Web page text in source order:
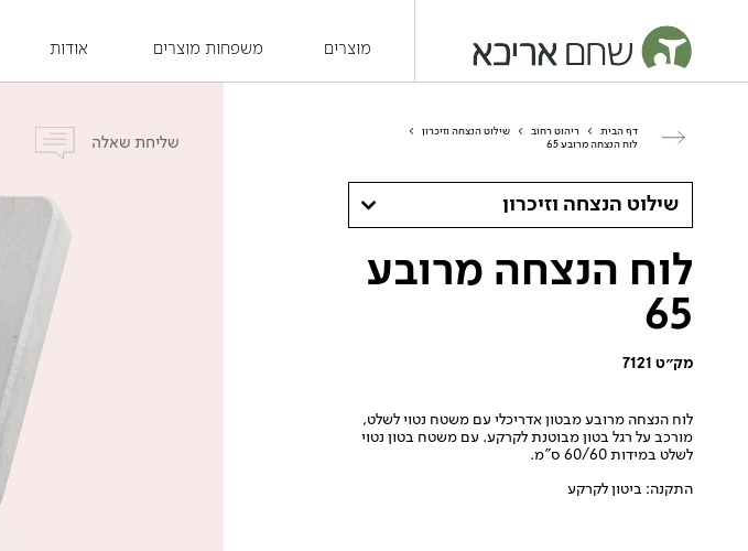
מוצרים משפחות מוצרים אודות
דף הבית > ריהוט רחוב > שילוט הנצחה וזיכרון
>
לוח הנצחה מרובע 65
שילוט הנצחה וזיכרון
לוח הנצחה מרובע
65
מק״ט 7121
לוח הנצחה מרובע מבטון אדריכלי עם משטח נטוי לשלט,
מורכב על רגל בטון מבוטנת לקרקע. עם משטח בטון נטוי
לשלט במידות 60/60 ס”מ.
התקנה: ביטון לקרקע
שליחת שאלה